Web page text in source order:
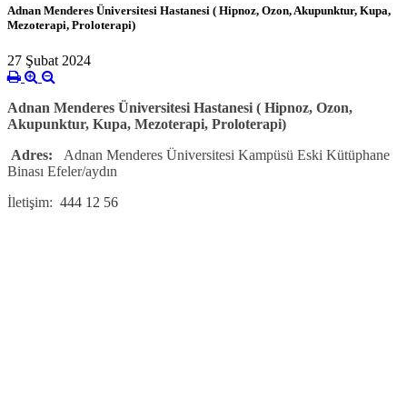
Adnan Menderes Üniversitesi Hastanesi ( Hipnoz, Ozon, Akupunktur, Kupa,
Mezoterapi, Proloterapi)
27 Şubat 2024
Adnan Menderes Üniversitesi Hastanesi ( Hipnoz, Ozon,
Akupunktur, Kupa, Mezoterapi, Proloterapi)
Adres:
Adnan Menderes Üniversitesi Kampüsü Eski Kütüphane
Binası Efeler/aydın
İletişim: 444 12 56